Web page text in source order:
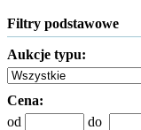
Filtry podstawowe
Aukcje typu:
Cena:
od
do